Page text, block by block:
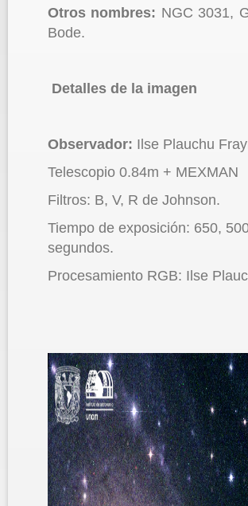
Otros nombres: NGC 3031,
Bode.
Detalles de la imagen
Observador: Ilse Plauchu
Telescopio 0.84m + MEXMAN
Filtros: B, V, R de Johnson.
Tiempo de exposición: 650,
segundos.
Procesamiento RGB: Ilse